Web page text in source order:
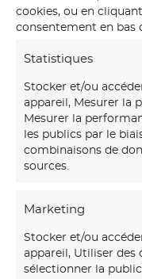
cookies, ou en
consentement en bas
Statistiques
Stocker et/ou
appareil, Mesurer la
Mesurer la
les publics par le
combinaisons de
sources.
Marketing
Stocker et/ou
appareil, Utiliser des
sélectionner la
murs avec des
uniques et immersifs.